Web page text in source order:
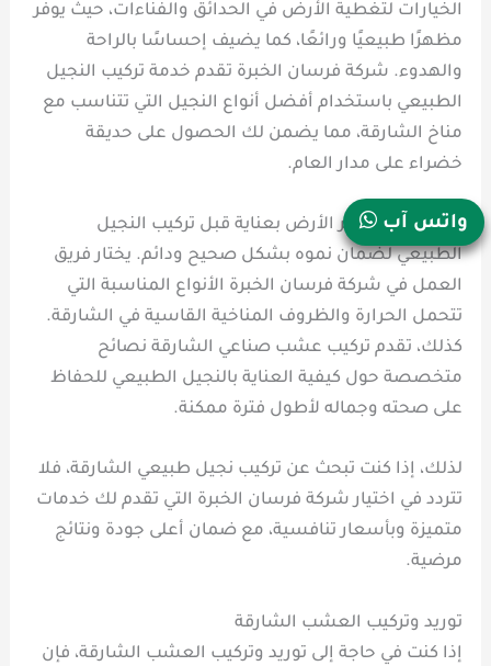
الخيارات لتغطية الأرض في الحدائق والفناءات، حيث يوفر
مظهرًا طبيعيًا ورائعًا، كما يضيف إحساسًا بالراحة
والهدوء. شركة فرسان الخبرة تقدم خدمة تركيب النجيل
الطبيعي باستخدام أفضل أنواع النجيل التي تتناسب مع
مناخ الشارقة، مما يضمن لك الحصول على حديقة
خضراء على مدار العام.
أيضا، يتم تحضير الأرض بعناية قبل تركيب النجيل
الطبيعي لضمان نموه بشكل صحيح ودائم. يختار فريق
العمل في شركة فرسان الخبرة الأنواع المناسبة التي
تتحمل الحرارة والظروف المناخية القاسية في الشارقة.
كذلك، تقدم تركيب عشب صناعي الشارقة نصائح
متخصصة حول كيفية العناية بالنجيل الطبيعي للحفاظ
على صحته وجماله لأطول فترة ممكنة.
لذلك، إذا كنت تبحث عن تركيب نجيل طبيعي الشارقة، فلا
تتردد في اختيار شركة فرسان الخبرة التي تقدم لك خدمات
متميزة وبأسعار تنافسية، مع ضمان أعلى جودة ونتائج
مرضية.
توريد وتركيب العشب الشارقة
إذا كنت في حاجة إلى توريد وتركيب العشب الشارقة، فإن
واتس آب